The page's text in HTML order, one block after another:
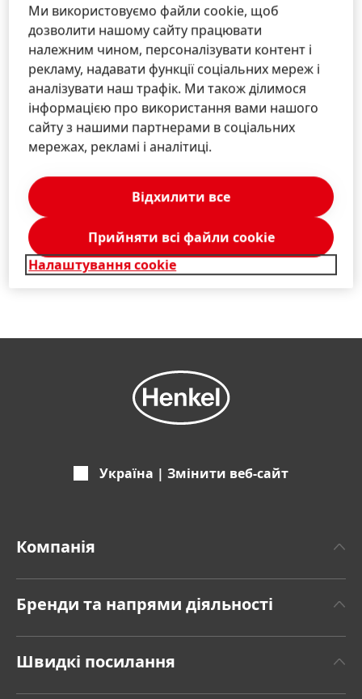
спрямовані на розширення, модернізацію та
впровадження нової продукції. Починаючи з 2022-
го «Хенкель» інвестувала в український бізнес
приблизно 1,5 млн євро. Таку саму суму
заплановано спрямувати на інвестиційні проєкти
протягом 2024 року. «Хенкель» продовжить
інвестувати в розвиток українського бізнесу
компанії, створювати робочі місця, виплачувати
зарплати та сплачувати податки в Україні, а також
продовжувати виконувати свої зобов’язання перед
Україною.
Україна | Змінити веб-сайт
Компанія
Факти та цифри
Пресрелізи
Бренди та напрями діяльності
Technologies
Швидкі посилання
Ми використовуємо файли cookie, щоб
дозволити нашому сайту працювати
належним чином, персоналізувати контент і
рекламу, надавати функції соціальних мереж і
аналізувати наш трафік. Ми також ділимося
інформацією про використання вами нашого
сайту з нашими партнерами в соціальних
мережах, рекламі і аналітиці.
Налаштування cookie
Відхилити все
Прийняти всі файли сookie